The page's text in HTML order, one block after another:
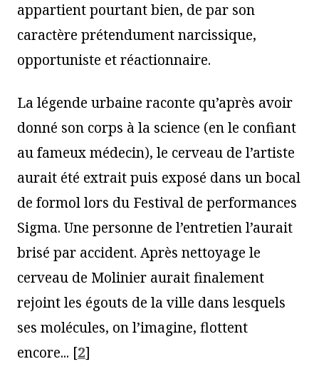
appartient pourtant bien, de par son
caractère prétendument narcissique,
opportuniste et réactionnaire.
La légende urbaine raconte qu’après avoir
donné son corps à la science (en le confiant
au fameux médecin), le cerveau de l’artiste
aurait été extrait puis exposé dans un bocal
de formol lors du Festival de performances
Sigma. Une personne de l’entretien l’aurait
brisé par accident. Après nettoyage le
cerveau de Molinier aurait finalement
rejoint les égouts de la ville dans lesquels
ses molécules, on l’imagine, flottent
encore... [2]